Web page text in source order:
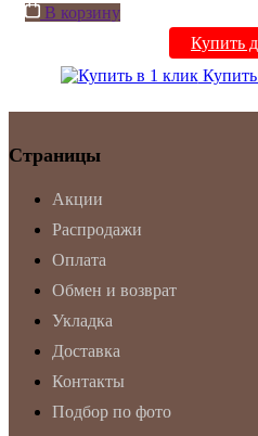
В корзину
Купить
Купить
Страницы
Акции
Распродажи
Оплата
Обмен и возврат
Укладка
Доставка
Контакты
Подбор по фото